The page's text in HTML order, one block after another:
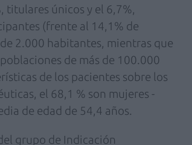
titulares únicos y el 6,7%,
(frente al 14,1% de
2.000 habitantes, mientras que
de más de 100.000
de los pacientes sobre los
el 68,1 % son mujeres -
de edad de 54,4 años.
grupo de Indicación